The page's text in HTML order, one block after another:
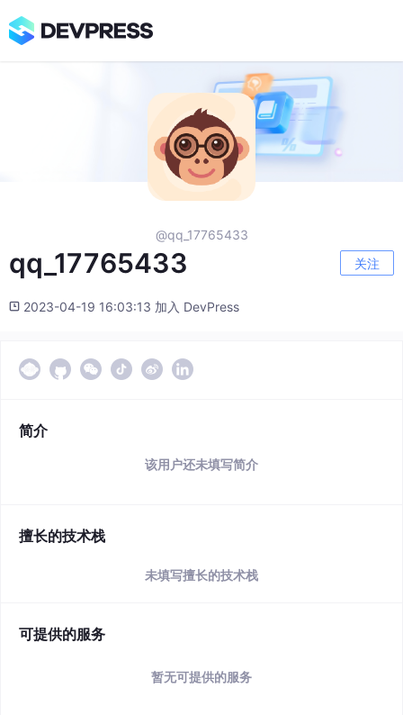
@qq_17765433
qq_17765433 关注
2023-04-19 16:03:13 加入 DevPress
简介
该用户还未填写简介
擅长的技术栈
未填写擅长的技术栈
可提供的服务
暂无可提供的服务